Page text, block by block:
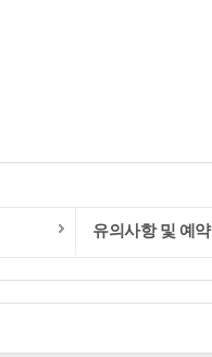
유의사항 및 예